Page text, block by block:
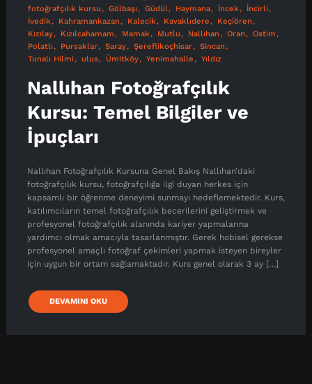
fotoğrafçılık kursu
Gölbaşı Güdül Haymana İncek
İncirli
İvedik
Kahramankazan Kalecik Kavaklıdere
Keçiören
Kızılay
Kızılcahamam Mamak Mutlu Nallıhan Oran
Ostim
Polatlı
Pursaklar Saray Şereflikoçhisar
Sincan
Tunalı Hilmi
ulus Ümitköy Yenimahalle Yıldız
Nallıhan Fotoğrafçılık
Kursu: Temel Bilgiler ve
İpuçları
Nallıhan Fotoğrafçılık Kursuna Genel Bakış Nallıhan’daki
fotoğrafçılık kursu, fotoğrafçılığa ilgi duyan herkes için
kapsamlı bir öğrenme deneyimi sunmayı hedeflemektedir. Kurs,
katılımcıların temel fotoğrafçılık becerilerini geliştirmek ve
profesyonel fotoğrafçılık alanında kariyer yapmalarına
yardımcı olmak amacıyla tasarlanmıştır. Gerek hobisel gerekse
profesyonel amaçlı fotoğraf çekimleri yapmak isteyen bireyler
için uygun bir ortam sağlamaktadır. Kurs genel olarak 3 ay […]
DEVAMINI OKU